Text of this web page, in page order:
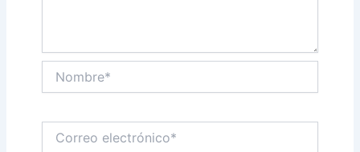
electrónico*